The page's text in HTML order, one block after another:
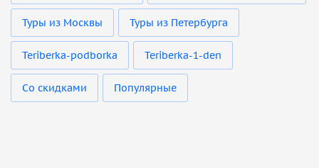
Туры из Москвы Туры из Петербурга
Teriberka-podborka Teriberka-1-den
Со скидками Популярные